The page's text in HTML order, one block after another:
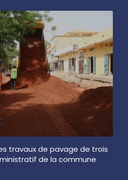
travaux de pavage de trois
de la commune